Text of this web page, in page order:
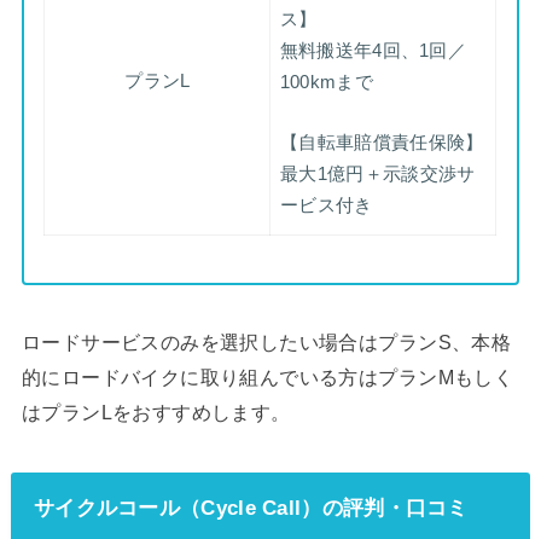
プランL
ス】
無料搬送年4回、1回／
100kmまで
【自転車賠償責任保険】
最大1億円＋示談交渉サ
ービス付き
ロードサービスのみを選択したい場合はプランS、本格
的にロードバイクに取り組んでいる方はプランMもしく
はプランLをおすすめします。
サイクルコール（Cycle Call）の評判・口コミ